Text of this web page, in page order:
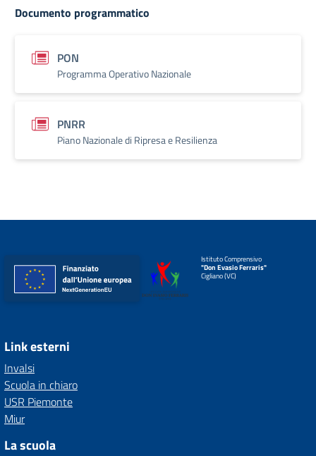
Documento programmatico
PON
Programma Operativo Nazionale
PNRR
Piano Nazionale di Ripresa e Resilienza
Istituto Comprensivo
"Don Evasio Ferraris"
Cigliano (VC)
Link esterni
Invalsi
Scuola in chiaro
USR Piemonte
Miur
La scuola